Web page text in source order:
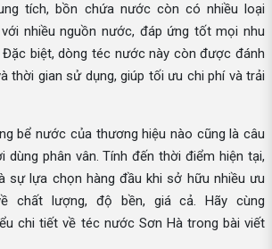
tích, bồn chứa nước còn có nhiều loại
nhiều nguồn nước, đáp ứng tốt mọi nhu
Đặc biệt, dòng téc nước này còn được đánh
thời gian sử dụng, giúp tối ưu chi phí và trải
bể nước của thương hiệu nào cũng là câu
dùng phân vân. Tính đến thời điểm hiện tại,
sự lựa chọn hàng đầu khi sở hữu nhiều ưu
chất lượng, độ bền, giá cả. Hãy cùng
chi tiết về téc nước Sơn Hà trong bài viết